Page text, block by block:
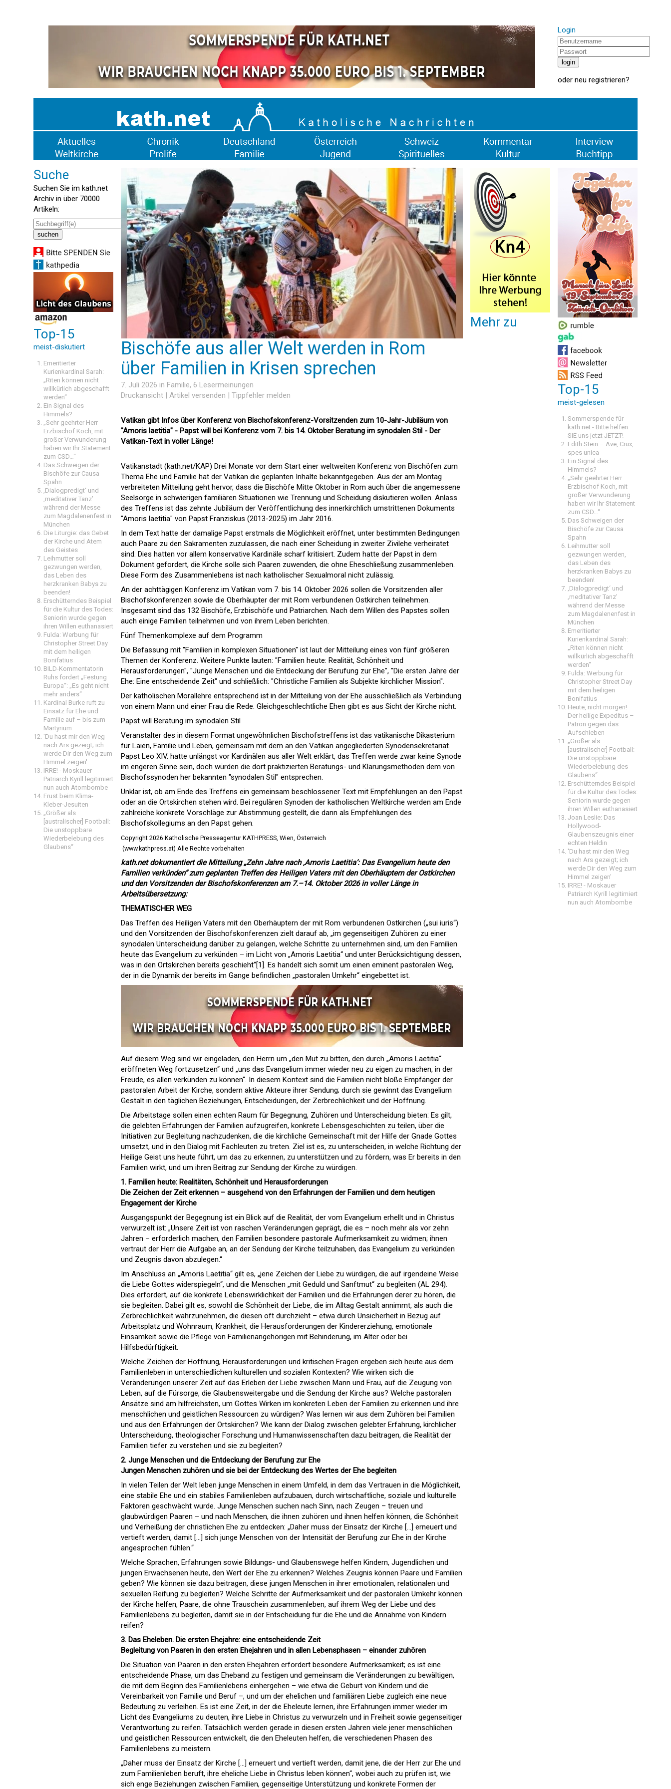
Login
oder neu registrieren?
Suche
Suchen Sie im kath.net
Archiv in über 70000
Artikeln:
Top-15
meist-diskutiert
Emeritierter
Kurienkardinal Sarah:
„Riten können nicht
willkürlich abgeschafft
werden“
Ein Signal des
Himmels?
„Sehr geehrter Herr
Erzbischof Koch, mit
großer Verwunderung
haben wir Ihr Statement
zum CSD…“
Das Schweigen der
Bischöfe zur Causa
Spahn
‚Dialogpredigt‘ und
‚meditativer Tanz’
während der Messe
zum Magdalenenfest in
München
Die Liturgie: das Gebet
der Kirche und Atem
des Geistes
Leihmutter soll
gezwungen werden,
das Leben des
herzkranken Babys zu
beenden!
Erschütterndes Beispiel
für die Kultur des Todes:
Seniorin wurde gegen
ihren Willen euthanasiert
Fulda: Werbung für
Christopher Street Day
mit dem heiligen
Bonifatius
BILD-Kommentatorin
Ruhs fordert „Festung
Europa“: „Es geht nicht
mehr anders“
Kardinal Burke ruft zu
Einsatz für Ehe und
Familie auf – bis zum
Martyrium
'Du hast mir den Weg
nach Ars gezeigt; ich
werde Dir den Weg zum
Himmel zeigen'
IRRE! - Moskauer
Patriarch Kyrill legitimiert
nun auch Atombombe
Frust beim Klima-
Kleber-Jesuiten
„Größer als
[australischer] Football:
Die unstoppbare
Wiederbelebung des
Glaubens“
Bischöfe aus aller Welt werden in Rom
über Familien in Krisen sprechen
7. Juli 2026 in Familie, 6 Lesermeinungen
Druckansicht | Artikel versenden | Tippfehler melden
Vatikan gibt Infos über Konferenz von Bischofskonferenz-Vorsitzenden zum 10-Jahr-Jubiläum von
"Amoris laetitia" - Papst will bei Konferenz vom 7. bis 14. Oktober Beratung im synodalen Stil - Der
Vatikan-Text in voller Länge!
Vatikanstadt (kath.net/KAP) Drei Monate vor dem Start einer weltweiten Konferenz von Bischöfen zum
Thema Ehe und Familie hat der Vatikan die geplanten Inhalte bekanntgegeben. Aus der am Montag
verbreiteten Mitteilung geht hervor, dass die Bischöfe Mitte Oktober in Rom auch über die angemessene
Seelsorge in schwierigen familiären Situationen wie Trennung und Scheidung diskutieren wollen. Anlass
des Treffens ist das zehnte Jubiläum der Veröffentlichung des innerkirchlich umstrittenen Dokuments
"Amoris laetitia" von Papst Franziskus (2013-2025) im Jahr 2016.
In dem Text hatte der damalige Papst erstmals die Möglichkeit eröffnet, unter bestimmten Bedingungen
auch Paare zu den Sakramenten zuzulassen, die nach einer Scheidung in zweiter Zivilehe verheiratet
sind. Dies hatten vor allem konservative Kardinäle scharf kritisiert. Zudem hatte der Papst in dem
Dokument gefordert, die Kirche solle sich Paaren zuwenden, die ohne Eheschließung zusammenleben.
Diese Form des Zusammenlebens ist nach katholischer Sexualmoral nicht zulässig.
An der achttägigen Konferenz im Vatikan vom 7. bis 14. Oktober 2026 sollen die Vorsitzenden aller
Bischofskonferenzen sowie die Oberhäupter der mit Rom verbundenen Ostkirchen teilnehmen.
Insgesamt sind das 132 Bischöfe, Erzbischöfe und Patriarchen. Nach dem Willen des Papstes sollen
auch einige Familien teilnehmen und von ihrem Leben berichten.
Fünf Themenkomplexe auf dem Programm
Die Befassung mit "Familien in komplexen Situationen" ist laut der Mitteilung eines von fünf größeren
Themen der Konferenz. Weitere Punkte lauten: "Familien heute: Realität, Schönheit und
Herausforderungen", "Junge Menschen und die Entdeckung der Berufung zur Ehe", "Die ersten Jahre der
Ehe: Eine entscheidende Zeit" und schließlich: "Christliche Familien als Subjekte kirchlicher Mission".
Der katholischen Morallehre entsprechend ist in der Mitteilung von der Ehe ausschließlich als Verbindung
von einem Mann und einer Frau die Rede. Gleichgeschlechtliche Ehen gibt es aus Sicht der Kirche nicht.
Papst will Beratung im synodalen Stil
Veranstalter des in diesem Format ungewöhnlichen Bischofstreffens ist das vatikanische Dikasterium
für Laien, Familie und Leben, gemeinsam mit dem an den Vatikan angegliederten Synodensekretariat.
Papst Leo XIV. hatte unlängst vor Kardinälen aus aller Welt erklärt, das Treffen werde zwar keine Synode
im engeren Sinne sein, doch würden die dort praktizierten Beratungs- und Klärungsmethoden dem von
Bischofssynoden her bekannten "synodalen Stil" entsprechen.
Unklar ist, ob am Ende des Treffens ein gemeinsam beschlossener Text mit Empfehlungen an den Papst
oder an die Ortskirchen stehen wird. Bei regulären Synoden der katholischen Weltkirche werden am Ende
zahlreiche konkrete Vorschläge zur Abstimmung gestellt, die dann als Empfehlungen des
Bischofskollegiums an den Papst gehen.
Copyright 2026 Katholische Presseagentur KATHPRESS, Wien, Österreich
(www.kathpress.at) Alle Rechte vorbehalten
kath.net dokumentiert die Mitteilung „Zehn Jahre nach ‚Amoris Laetitia‘: Das Evangelium heute den
Familien verkünden“ zum geplanten Treffen des Heiligen Vaters mit den Oberhäuptern der Ostkirchen
und den Vorsitzenden der Bischofskonferenzen am 7.–14. Oktober 2026 in voller Länge in
Arbeitsübersetzung:
THEMATISCHER WEG
Das Treffen des Heiligen Vaters mit den Oberhäuptern der mit Rom verbundenen Ostkirchen („sui iuris“)
und den Vorsitzenden der Bischofskonferenzen zielt darauf ab, „im gegenseitigen Zuhören zu einer
synodalen Unterscheidung darüber zu gelangen, welche Schritte zu unternehmen sind, um den Familien
heute das Evangelium zu verkünden – im Licht von „Amoris Laetitia“ und unter Berücksichtigung dessen,
was in den Ortskirchen bereits geschieht“[1]. Es handelt sich somit um einen eminent pastoralen Weg,
der in die Dynamik der bereits im Gange befindlichen „pastoralen Umkehr“ eingebettet ist.
Auf diesem Weg sind wir eingeladen, den Herrn um „den Mut zu bitten, den durch „Amoris Laetitia“
eröffneten Weg fortzusetzen“ und „uns das Evangelium immer wieder neu zu eigen zu machen, in der
Freude, es allen verkünden zu können“. In diesem Kontext sind die Familien nicht bloße Empfänger der
pastoralen Arbeit der Kirche, sondern aktive Akteure ihrer Sendung; durch sie gewinnt das Evangelium
Gestalt in den täglichen Beziehungen, Entscheidungen, der Zerbrechlichkeit und der Hoffnung.
Die Arbeitstage sollen einen echten Raum für Begegnung, Zuhören und Unterscheidung bieten: Es gilt,
die gelebten Erfahrungen der Familien aufzugreifen, konkrete Lebensgeschichten zu teilen, über die
Initiativen zur Begleitung nachzudenken, die die kirchliche Gemeinschaft mit der Hilfe der Gnade Gottes
umsetzt, und in den Dialog mit Fachleuten zu treten. Ziel ist es, zu unterscheiden, in welche Richtung der
Heilige Geist uns heute führt, um das zu erkennen, zu unterstützen und zu fördern, was Er bereits in den
Familien wirkt, und um ihren Beitrag zur Sendung der Kirche zu würdigen.
1. Familien heute: Realitäten, Schönheit und Herausforderungen
Die Zeichen der Zeit erkennen – ausgehend von den Erfahrungen der Familien und dem heutigen
Engagement der Kirche
Ausgangspunkt der Begegnung ist ein Blick auf die Realität, der vom Evangelium erhellt und in Christus
verwurzelt ist: „Unsere Zeit ist von raschen Veränderungen geprägt, die es – noch mehr als vor zehn
Jahren – erforderlich machen, den Familien besondere pastorale Aufmerksamkeit zu widmen; ihnen
vertraut der Herr die Aufgabe an, an der Sendung der Kirche teilzuhaben, das Evangelium zu verkünden
und Zeugnis davon abzulegen.“
Im Anschluss an „Amoris Laetitia“ gilt es, „jene Zeichen der Liebe zu würdigen, die auf irgendeine Weise
die Liebe Gottes widerspiegeln“, und die Menschen „mit Geduld und Sanftmut“ zu begleiten (AL 294).
Dies erfordert, auf die konkrete Lebenswirklichkeit der Familien und die Erfahrungen derer zu hören, die
sie begleiten. Dabei gilt es, sowohl die Schönheit der Liebe, die im Alltag Gestalt annimmt, als auch die
Zerbrechlichkeit wahrzunehmen, die diesen oft durchzieht – etwa durch Unsicherheit in Bezug auf
Arbeitsplatz und Wohnraum, Krankheit, die Herausforderungen der Kindererziehung, emotionale
Einsamkeit sowie die Pflege von Familienangehörigen mit Behinderung, im Alter oder bei
Hilfsbedürftigkeit.
Welche Zeichen der Hoffnung, Herausforderungen und kritischen Fragen ergeben sich heute aus dem
Familienleben in unterschiedlichen kulturellen und sozialen Kontexten? Wie wirken sich die
Veränderungen unserer Zeit auf das Erleben der Liebe zwischen Mann und Frau, auf die Zeugung von
Leben, auf die Fürsorge, die Glaubensweitergabe und die Sendung der Kirche aus? Welche pastoralen
Ansätze sind am hilfreichsten, um Gottes Wirken im konkreten Leben der Familien zu erkennen und ihre
menschlichen und geistlichen Ressourcen zu würdigen? Was lernen wir aus dem Zuhören bei Familien
und aus den Erfahrungen der Ortskirchen? Wie kann der Dialog zwischen gelebter Erfahrung, kirchlicher
Unterscheidung, theologischer Forschung und Humanwissenschaften dazu beitragen, die Realität der
Familien tiefer zu verstehen und sie zu begleiten?
2. Junge Menschen und die Entdeckung der Berufung zur Ehe
Jungen Menschen zuhören und sie bei der Entdeckung des Wertes der Ehe begleiten
In vielen Teilen der Welt leben junge Menschen in einem Umfeld, in dem das Vertrauen in die Möglichkeit,
eine stabile Ehe und ein stabiles Familienleben aufzubauen, durch wirtschaftliche, soziale und kulturelle
Faktoren geschwächt wurde. Junge Menschen suchen nach Sinn, nach Zeugen – treuen und
glaubwürdigen Paaren – und nach Menschen, die ihnen zuhören und ihnen helfen können, die Schönheit
und Verheißung der christlichen Ehe zu entdecken: „Daher muss der Einsatz der Kirche […] erneuert und
vertieft werden, damit […] sich junge Menschen von der Intensität der Berufung zur Ehe in der Kirche
angesprochen fühlen.“
Welche Sprachen, Erfahrungen sowie Bildungs- und Glaubenswege helfen Kindern, Jugendlichen und
jungen Erwachsenen heute, den Wert der Ehe zu erkennen? Welches Zeugnis können Paare und Familien
geben? Wie können sie dazu beitragen, diese jungen Menschen in ihrer emotionalen, relationalen und
sexuellen Reifung zu begleiten? Welche Schritte der Aufmerksamkeit und der pastoralen Umkehr können
der Kirche helfen, Paare, die ohne Trauschein zusammenleben, auf ihrem Weg der Liebe und des
Familienlebens zu begleiten, damit sie in der Entscheidung für die Ehe und die Annahme von Kindern
reifen?
3. Das Eheleben. Die ersten Ehejahre: eine entscheidende Zeit
Begleitung von Paaren in den ersten Ehejahren und in allen Lebensphasen – einander zuhören
Die Situation von Paaren in den ersten Ehejahren erfordert besondere Aufmerksamkeit; es ist eine
entscheidende Phase, um das Eheband zu festigen und gemeinsam die Veränderungen zu bewältigen,
die mit dem Beginn des Familienlebens einhergehen – wie etwa die Geburt von Kindern und die
Vereinbarkeit von Familie und Beruf –, und um der ehelichen und familiären Liebe zugleich eine neue
Bedeutung zu verleihen. Es ist eine Zeit, in der die Eheleute lernen, ihre Erfahrungen immer wieder im
Licht des Evangeliums zu deuten, ihre Liebe in Christus zu verwurzeln und in Freiheit sowie gegenseitiger
Verantwortung zu reifen. Tatsächlich werden gerade in diesen ersten Jahren viele jener menschlichen
und geistlichen Ressourcen entwickelt, die den Eheleuten helfen, die verschiedenen Phasen des
Familienlebens zu meistern.
„Daher muss der Einsatz der Kirche […] erneuert und vertieft werden, damit jene, die der Herr zur Ehe und
zum Familienleben beruft, ihre eheliche Liebe in Christus leben können“, wobei auch zu prüfen ist, wie
sich enge Beziehungen zwischen Familien, gegenseitige Unterstützung und konkrete Formen der
Mehr zu
Top-15
meist-gelesen
Sommerspende für
kath.net - Bitte helfen
SIE uns jetzt JETZT!
Edith Stein – Ave, Crux,
spes unica
Ein Signal des
Himmels?
„Sehr geehrter Herr
Erzbischof Koch, mit
großer Verwunderung
haben wir Ihr Statement
zum CSD…“
Das Schweigen der
Bischöfe zur Causa
Spahn
Leihmutter soll
gezwungen werden,
das Leben des
herzkranken Babys zu
beenden!
‚Dialogpredigt‘ und
‚meditativer Tanz’
während der Messe
zum Magdalenenfest in
München
Emeritierter
Kurienkardinal Sarah:
„Riten können nicht
willkürlich abgeschafft
werden“
Fulda: Werbung für
Christopher Street Day
mit dem heiligen
Bonifatius
Heute, nicht morgen!
Der heilige Expeditus –
Patron gegen das
Aufschieben
„Größer als
[australischer] Football:
Die unstoppbare
Wiederbelebung des
Glaubens“
Erschütterndes Beispiel
für die Kultur des Todes:
Seniorin wurde gegen
ihren Willen euthanasiert
Joan Leslie: Das
Hollywood-
Glaubenszeugnis einer
echten Heldin
'Du hast mir den Weg
nach Ars gezeigt; ich
werde Dir den Weg zum
Himmel zeigen'
IRRE! - Moskauer
Patriarch Kyrill legitimiert
nun auch Atombombe